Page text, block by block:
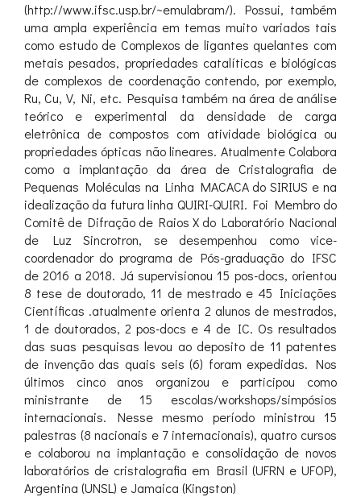
(http://www.ifsc.usp.br/~emulabram/). Possui, também
uma ampla experiência em temas muito variados tais
como estudo de Complexos de ligantes quelantes com
metais pesados, propriedades catalíticas e biológicas
de complexos de coordenação contendo, por exemplo,
Ru, Cu, V, Ni, etc. Pesquisa também na área de análise
teórico e experimental da densidade de carga
eletrônica de compostos com atividade biológica ou
propriedades ópticas não lineares. Atualmente Colabora
como a implantação da área de Cristalografia de
Pequenas Moléculas na Linha MACACA do SIRIUS e na
idealização da futura linha QUIRI-QUIRI. Foi Membro do
Comitê de Difração de Raios X do Laboratório Nacional
de Luz Sincrotron, se desempenhou como vice-
coordenador do programa de Pós-graduação do IFSC
de 2016 a 2018. Já supervisionou 15 pos-docs, orientou
8 tese de doutorado, 11 de mestrado e 45 Iniciações
Científicas .atualmente orienta 2 alunos de mestrados,
1 de doutorados, 2 pos-docs e 4 de IC. Os resultados
das suas pesquisas levou ao deposito de 11 patentes
de invenção das quais seis (6) foram expedidas. Nos
últimos cinco anos organizou e participou como
ministrante de 15 escolas/workshops/simpósios
internacionais. Nesse mesmo período ministrou 15
palestras (8 nacionais e 7 internacionais), quatro cursos
e colaborou na implantação e consolidação de novos
laboratórios de cristalografia em Brasil (UFRN e UFOP),
Argentina (UNSL) e Jamaica (Kingston)